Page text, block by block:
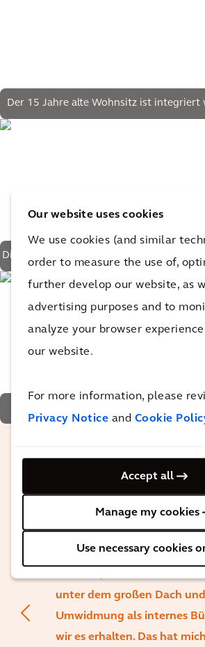
Our website uses cookies
We use cookies (and similar
order to measure the use of,
further develop our website, as
advertising purposes and to
analyze your browser
our website.
For more information, please
Privacy Notice and Cookie
Accept all
Manage my cookies
Use necessary cookies
Der 15 Jahre alte Wohnsitz ist integriert
Büro
Die Grundfläche beträgt jetzt 1.250 m²
1.000 m²
Im Rahmen dieses Projekts
Servicegebäude erhalten.
Gebäude hätte abgerissen
müssen, um Platz für den
unter dem großen Dach
Umwidmung als internes
wir es erhalten. Das hat